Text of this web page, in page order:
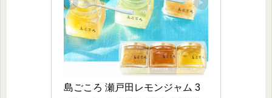
島ごころ 瀬戸田レモンジャム 3